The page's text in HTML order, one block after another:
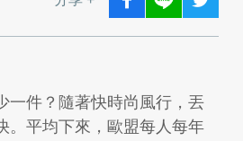
一件？隨著快時尚風行，丟
。平均下來，歐盟每人每年